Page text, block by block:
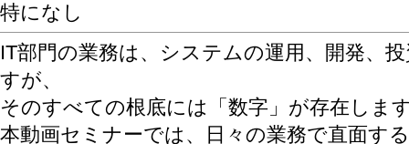
特になし
IT部門の業務は、システムの運用、開発、
すが、
そのすべての根底には「数字」が存在しま
本動画セミナーでは、日々の業務で直面す